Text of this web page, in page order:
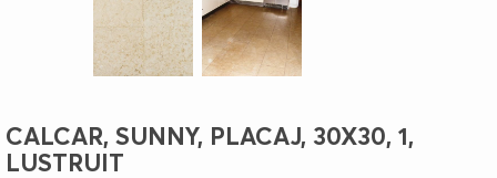
CALCAR, SUNNY, PLACAJ, 30X30, 1,
LUSTRUIT